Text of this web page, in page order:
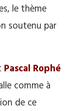
le thème
soutenu par
Pascal Rophé
comme à
de ce